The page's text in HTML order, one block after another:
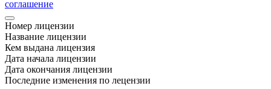
соглашение
Номер лицензии
Название лицензии
Кем выдана лицензия
Дата начала лицензии
Дата окончания лицензии
Последние изменения по лецензии